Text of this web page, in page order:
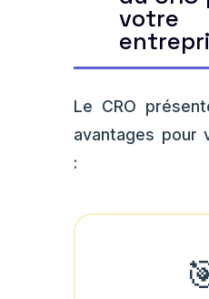
votre
Le CRO
avantages pour
: